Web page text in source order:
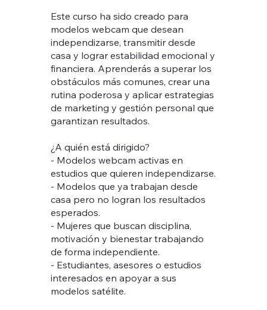
Este curso ha sido creado para
modelos webcam que desean
independizarse, transmitir desde
casa y lograr estabilidad emocional y
financiera. Aprenderás a superar los
obstáculos más comunes, crear una
rutina poderosa y aplicar estrategias
de marketing y gestión personal que
garantizan resultados.
¿A quién está dirigido?
- Modelos webcam activas en
estudios que quieren independizarse.
- Modelos que ya trabajan desde
casa pero no logran los resultados
esperados.
- Mujeres que buscan disciplina,
motivación y bienestar trabajando
de forma independiente.
- Estudiantes, asesores o estudios
interesados en apoyar a sus
modelos satélite.